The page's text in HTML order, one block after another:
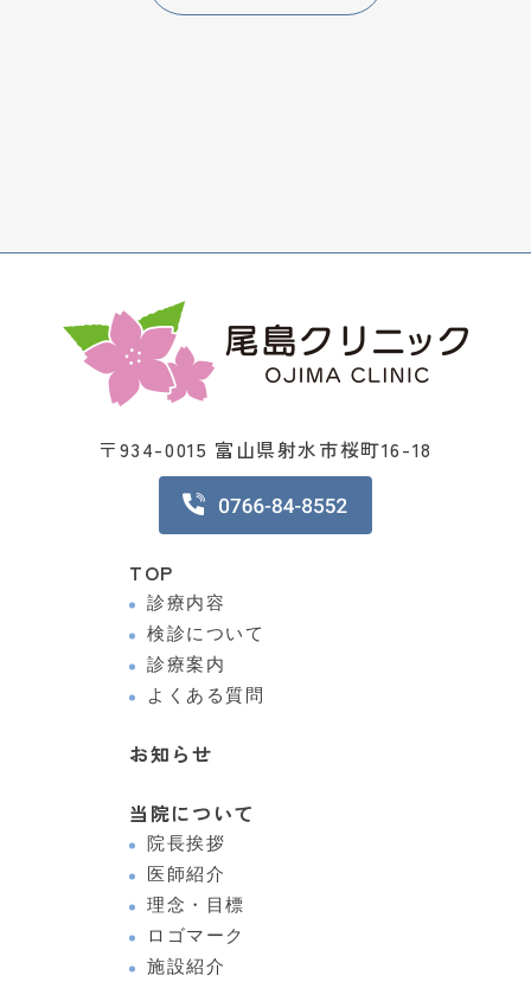
〒934-0015 富山県射水市桜町16-18
TOP
診療内容
検診について
診療案内
よくある質問
お知らせ
当院について
院長挨拶
医師紹介
理念・目標
ロゴマーク
施設紹介